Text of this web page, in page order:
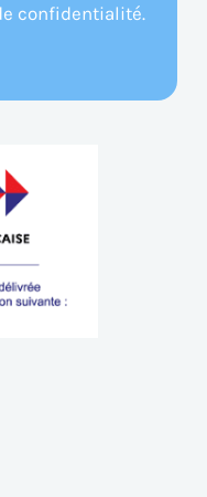
confidentialité.